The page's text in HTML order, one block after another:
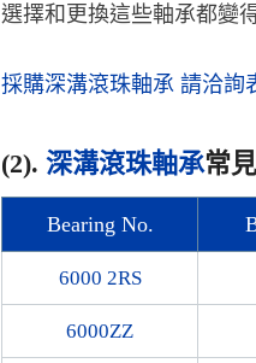
選擇和更換這些軸承都變
採購深溝滾珠軸承 請洽詢
(2). 深溝滾珠軸承常
Bearing No.
6000 2RS
6000ZZ